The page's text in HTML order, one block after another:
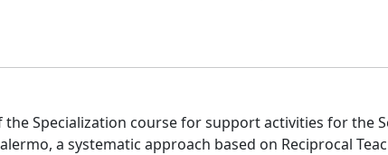
Specialization course for support activities for the
a systematic approach based on Reciprocal